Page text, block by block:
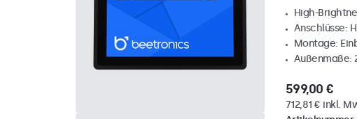
High-
Anschlüsse:
Montage:
Außenmaße:
599,00 €
712,81 € inkl.